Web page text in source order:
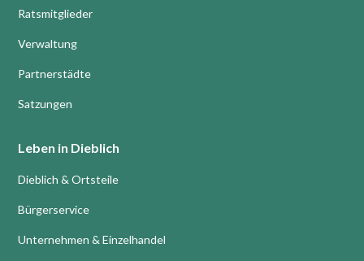
Ratsmitglieder
Verwaltung
Partnerstädte
Satzungen
Leben in Dieblich
Dieblich & Ortsteile
Bürgerservice
Unternehmen & Einzelhandel